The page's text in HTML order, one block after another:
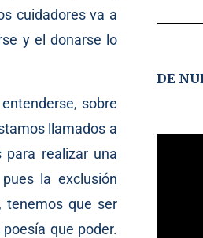
cuidadores va a
y el donarse lo
sobre
llamados a
realizar una
la exclusión
tenemos que ser
que poder.
DE